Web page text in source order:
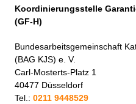
Koordinierungsstelle
(GF-H)
Bundesarbeitsgemeinschaft
(BAG KJS) e. V.
Carl-Mosterts-Platz 1
40477 Düsseldorf
Tel.: 0211 9448529